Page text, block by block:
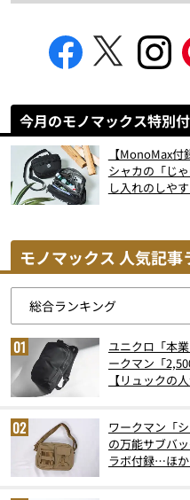
今月のモノマックス特別
【MonoMax
シャカの「じ
し入れのしや
モノマックス 人気記事
ユニクロ「本
ークマン「
【リュックの
ワークマン「
の万能サブバ
ラボ付録…ほ